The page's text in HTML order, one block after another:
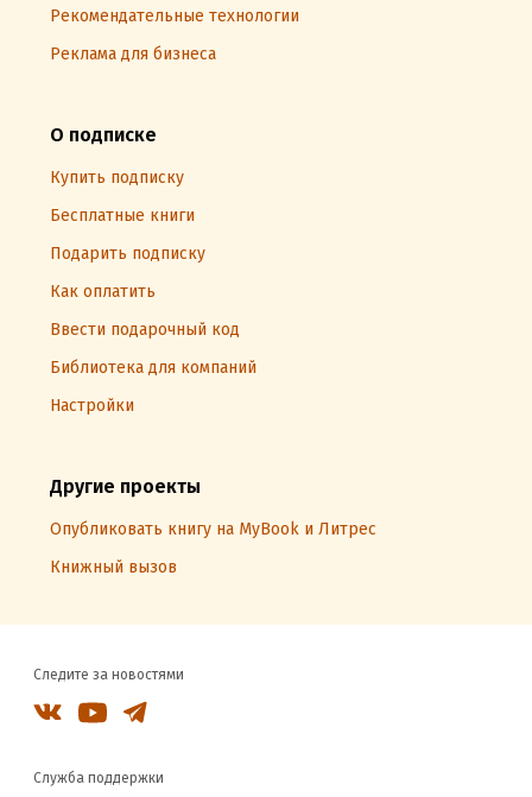
Рекомендательные технологии
Реклама для бизнеса
О подписке
Купить подписку
Бесплатные книги
Подарить подписку
Как оплатить
Ввести подарочный код
Библиотека для компаний
Настройки
Другие проекты
Опубликовать книгу на MyBook и Литрес
Книжный вызов
Следите за новостями
Служба поддержки